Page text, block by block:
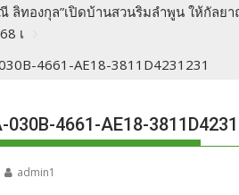
ลิทองกุล”เปิดบ้านสวนริมลำพูน ให้กัล
เ
4661-AE18-3811D4231231
030B-4661-AE18-
admin1